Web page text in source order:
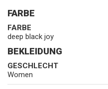
FARBE
FARBE
deep black joy
BEKLEIDUNG
GESCHLECHT
Women